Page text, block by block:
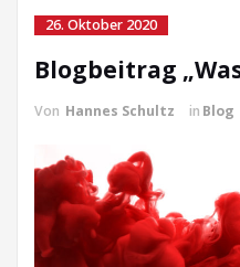
26. Oktober 2020
Blogbeitrag
Von Hannes Schultz in Blog